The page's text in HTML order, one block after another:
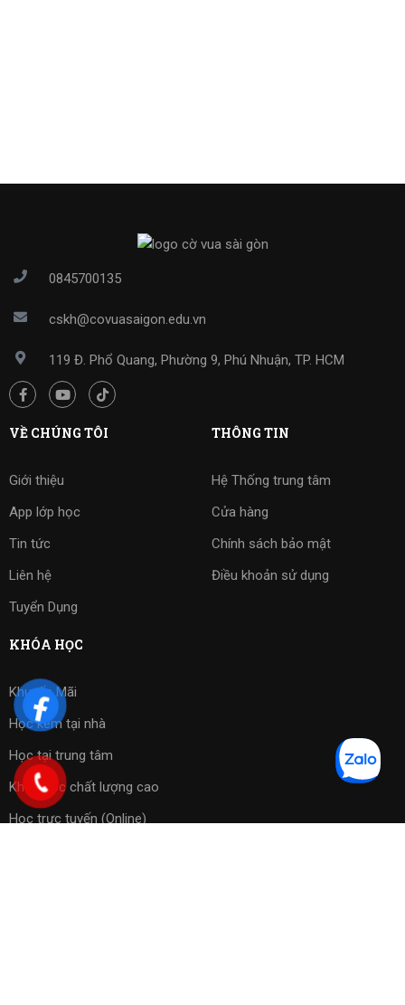
0845700135
cskh@covuasaigon.edu.vn
119 Đ. Phổ Quang, Phường 9, Phú Nhuận, TP. HCM
VỀ CHÚNG TÔI
Giới thiệu
App lớp học
Tin tức
Liên hệ
Tuyển Dụng
THÔNG TIN
Hệ Thống trung tâm
Cửa hàng
Chính sách bảo mật
Điều khoản sử dụng
KHÓA HỌC
Khuyến Mãi
Học kèm tại nhà
Học tại trung tâm
Khóa học chất lượng cao
Học trực tuyến (Online)